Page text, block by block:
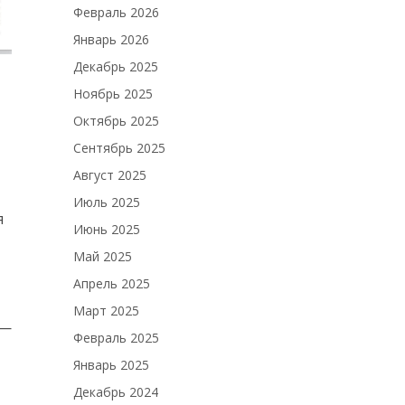
Февраль 2026
Январь 2026
Декабрь 2025
Ноябрь 2025
Октябрь 2025
Сентябрь 2025
Август 2025
Июль 2025
Июнь 2025
Май 2025
Апрель 2025
Март 2025
Февраль 2025
Январь 2025
Декабрь 2024